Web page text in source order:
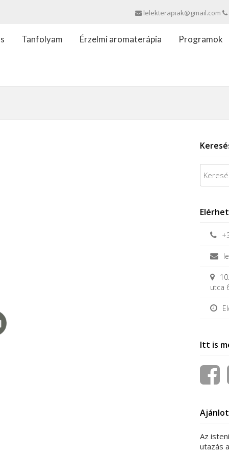
lelekterapiak@gmail.com
Tanfolyam Érzelmi aromaterápia Programok
KEVERÉK
Keresés:
utca
Itt is
Az
utazás